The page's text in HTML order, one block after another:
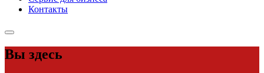
Контакты
Вы здесь